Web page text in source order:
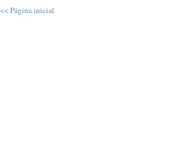
<< Página inicial